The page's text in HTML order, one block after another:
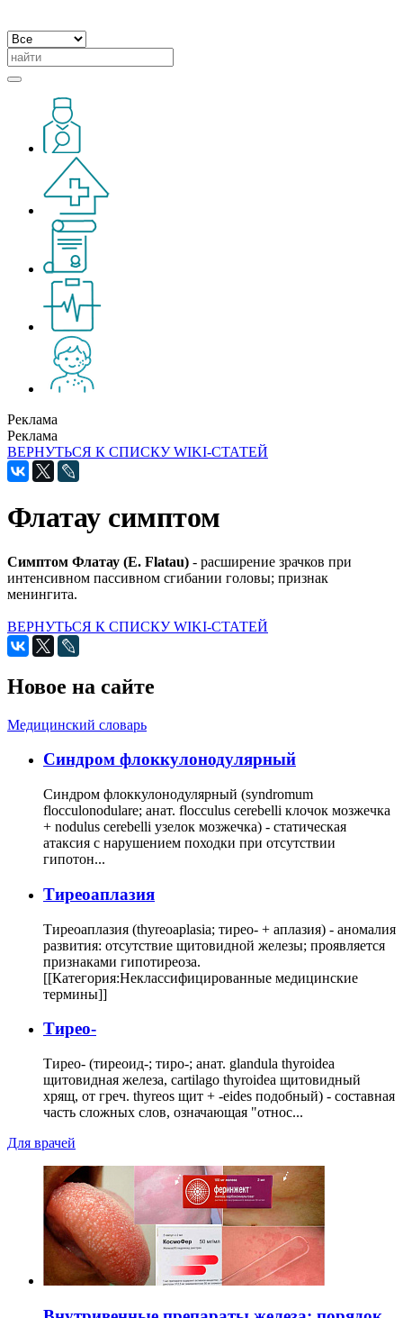
Реклама
Реклама
ВЕРНУТЬСЯ К СПИСКУ WIKI-СТАТЕЙ
Флатау симптом
Симптом Флатау (Е. Flatau) - расширение зрачков при
интенсивном пассивном сгибании головы; признак
менингита.
ВЕРНУТЬСЯ К СПИСКУ WIKI-СТАТЕЙ
Новое на сайте
Медицинский словарь
Cиндром флоккулонодулярный
Синдром флоккулонодулярный (syndromum
flocculonodulare; анат. flocculus cerebelli клочок мозжечка
+ nodulus cerebelli узелок мозжечка) - статическая
атаксия с нарушением походки при отсутствии
гипотон...
Тиреоаплазия
Тиреоаплазия (thyreoaplasia; тирео- + аплазия) - аномалия
развития: отсутствие щитовидной железы; проявляется
признаками гипотиреоза.
[[Категория:Неклассифицированные медицинские
термины]]
Тирео-
Тирео- (тиреоид-; тиро-; анат. glandula thyroidea
щитовидная железа, cartilago thyroidea щитовидный
хрящ, от греч. thyreos щит + -eides подобный) - составная
часть сложных слов, означающая "относ...
Для врачей